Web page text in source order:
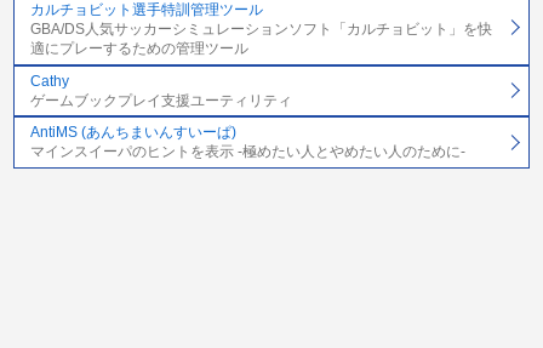
カルチョビット選手特訓管理ツール
GBA/DS人気サッカーシミュレーションソフト「カルチョビット」を快
適にプレーするための管理ツール
Cathy
ゲームブックプレイ支援ユーティリティ
AntiMS (あんちまいんすいーぱ)
マインスイーパのヒントを表示 -極めたい人とやめたい人のために-